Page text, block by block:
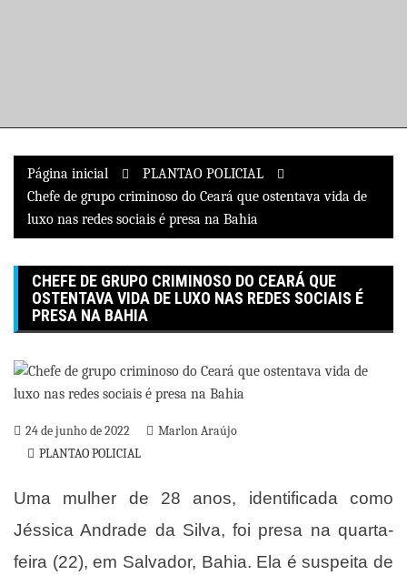
Página inicial
PLANTAO POLICIAL
Chefe de grupo criminoso do Ceará que ostentava vida de
luxo nas redes sociais é presa na Bahia
CHEFE DE GRUPO CRIMINOSO DO CEARÁ QUE
OSTENTAVA VIDA DE LUXO NAS REDES SOCIAIS É
PRESA NA BAHIA
24 de junho de 2022
Marlon Araújo
PLANTAO POLICIAL
Uma mulher de 28 anos, identificada como
Jéssica Andrade da Silva, foi presa na quarta-
feira (22), em Salvador, Bahia. Ela é suspeita de